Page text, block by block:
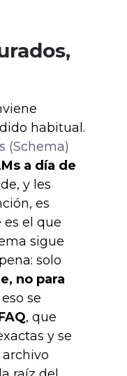
habitual.
(Schema)
a día de
y les
es
es el que
sigue
solo
no para
eso se
, que
y se